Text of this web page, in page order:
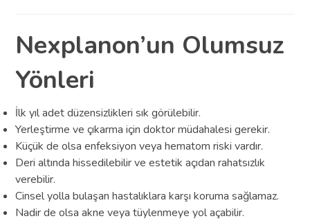
Nexplanon’un Olumsuz
Yönleri
İlk yıl adet düzensizlikleri sık görülebilir.
Yerleştirme ve çıkarma için doktor müdahalesi gerekir.
Küçük de olsa enfeksiyon veya hematom riski vardır.
Deri altında hissedilebilir ve estetik açıdan rahatsızlık
verebilir.
Cinsel yolla bulaşan hastalıklara karşı koruma sağlamaz.
Nadir de olsa akne veya tüylenmeye yol açabilir.